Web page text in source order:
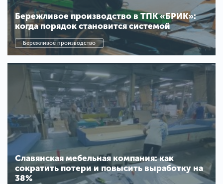
Бережливое производство в ТПК «БРИК»:
когда порядок становится системой
Бережливое производство
Славянская мебельная компания: как
сократить потери и повысить выработку на
38%